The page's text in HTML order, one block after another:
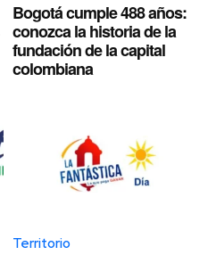
Bogotá cumple 488 años:
conozca la historia de la
fundación de la capital
colombiana
Territorio